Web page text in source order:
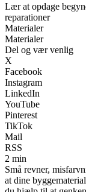
Lær at opdage
reparationer
Materialer
Materialer
Del og vær venlig
X
Facebook
Instagram
LinkedIn
YouTube
Pinterest
TikTok
Mail
RSS
2 min
Små revner,
at dine